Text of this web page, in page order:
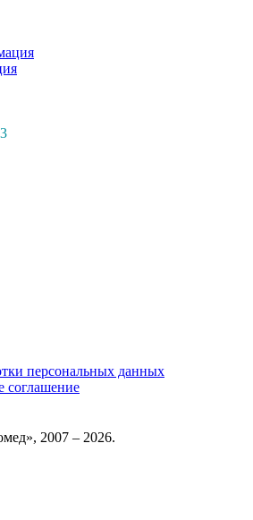
персональных данных
соглашение
2007 – 2026.